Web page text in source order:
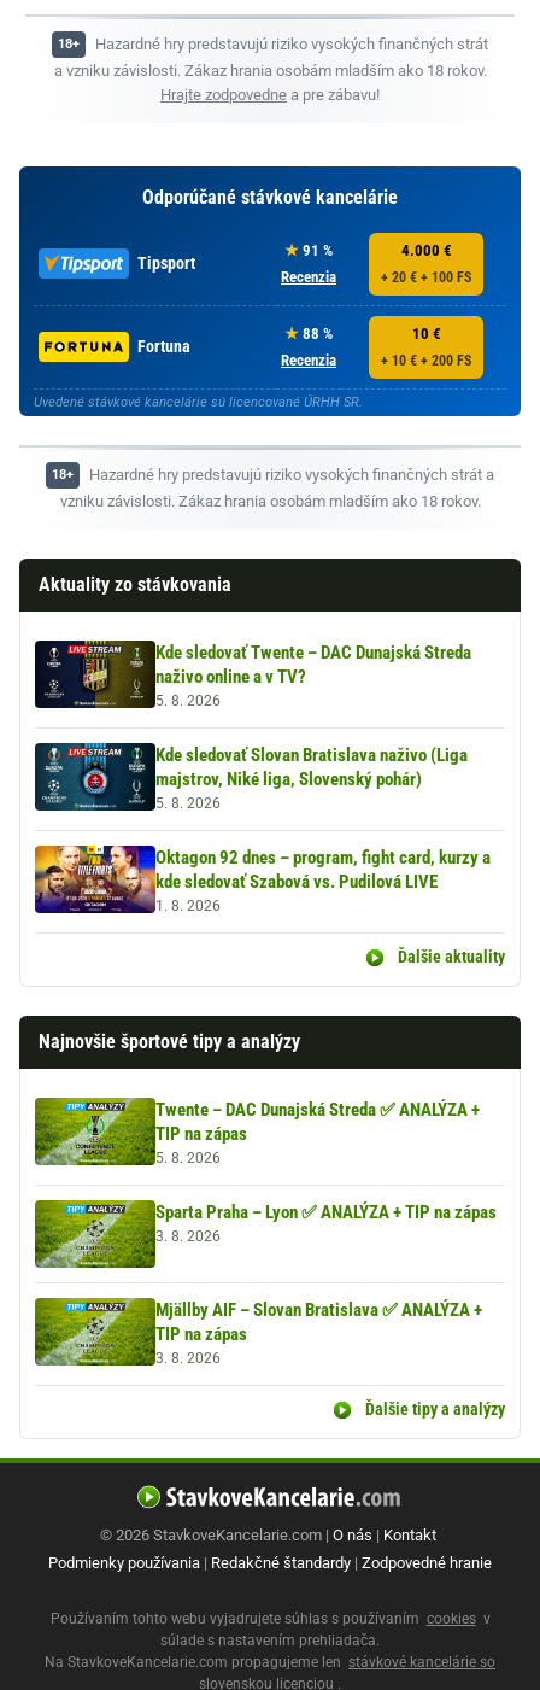
Hazardné hry predstavujú riziko vysokých finančných strát
a vzniku závislosti. Zákaz hrania osobám mladším ako 18 rokov.
Hrajte zodpovedne a pre zábavu!
Odporúčané stávkové kancelárie
Tipsport
91 %
Recenzia
4.000 €
+ 20 € + 100 FS
Fortuna
88 %
Recenzia
10 €
+ 10 € + 200 FS
Uvedené stávkové kancelárie sú licencované ÚRHH SR.
Hazardné hry predstavujú riziko vysokých finančných strát a
vzniku závislosti. Zákaz hrania osobám mladším ako 18 rokov.
Aktuality zo stávkovania
Kde sledovať Twente – DAC Dunajská Streda
naživo online a v TV?
5. 8. 2026
Kde sledovať Slovan Bratislava naživo (Liga
majstrov, Niké liga, Slovenský pohár)
5. 8. 2026
Oktagon 92 dnes – program, fight card, kurzy a
kde sledovať Szabová vs. Pudilová LIVE
1. 8. 2026
Ďalšie aktuality
Najnovšie športové tipy a analýzy
Twente – DAC Dunajská Streda ✅ ANALÝZA +
TIP na zápas
5. 8. 2026
Sparta Praha – Lyon ✅ ANALÝZA + TIP na zápas
3. 8. 2026
Mjällby AIF – Slovan Bratislava ✅ ANALÝZA +
TIP na zápas
3. 8. 2026
Ďalšie tipy a analýzy
© 2026 StavkoveKancelarie.com | O nás | Kontakt
Podmienky používania | Redakčné štandardy | Zodpovedné hranie
Používaním tohto webu vyjadrujete súhlas s používaním cookies v
súlade s nastavením prehliadača.
Na StavkoveKancelarie.com propagujeme len stávkové kancelárie so
slovenskou licenciou .